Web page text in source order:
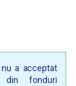
a acceptat
fonduri